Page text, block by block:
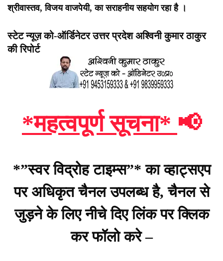
श्रीवास्तव, विजय वाजपेयी, का सराहनीय सहयोग रहा है ।
स्टेट न्यूज़ को-ऑर्डिनेटर उत्तर प्रदेश अश्विनी कुमार ठाकुर
की रिपोर्ट
*महत्वपूर्ण सूचना* 📢
*”स्वर विद्रोह टाइम्स”* का व्हाट्सएप
पर अधिकृत चैनल उपलब्ध है, चैनल से
जुड़ने के लिए नीचे दिए लिंक पर क्लिक
कर फॉलो करे –